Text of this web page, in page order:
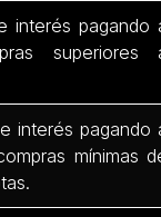
interés pagando
superiores
interés pagando
mínimas